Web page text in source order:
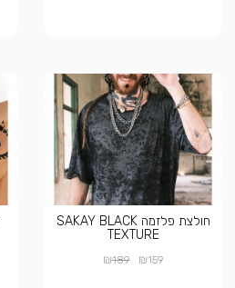
חולצת פלזמה SAKAY BLACK
TEXTURE
₪159
₪189